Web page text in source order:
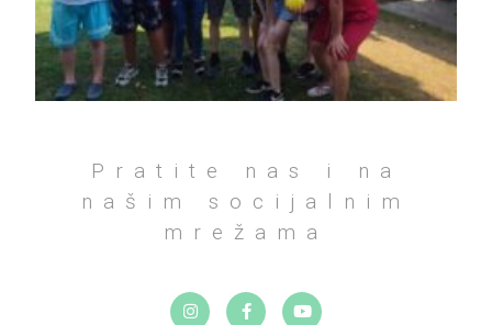
Pratite nas i na
našim socijalnim
mrežama